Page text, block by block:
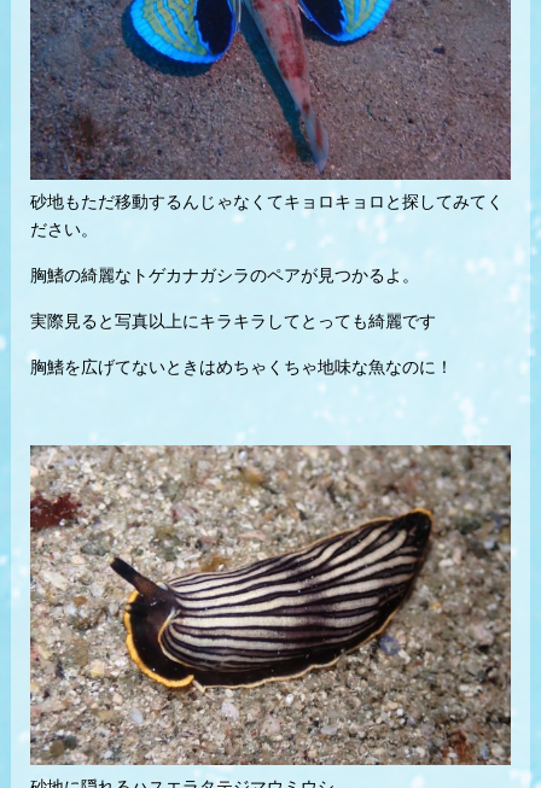
砂地もただ移動するんじゃなくてキョロキョロと探してみてく
ださい。
胸鰭の綺麗なトゲカナガシラのペアが見つかるよ。
実際見ると写真以上にキラキラしてとっても綺麗です
胸鰭を広げてないときはめちゃくちゃ地味な魚なのに！